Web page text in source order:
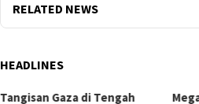
RELATED NEWS
HEADLINES
Mega Proyek Klender:
Dari